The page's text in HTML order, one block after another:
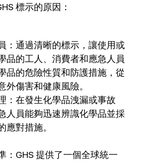
標示的原因：
：通過清晰的標示，讓使用或
品的工人、消費者和應急人員
品的危險性質和防護措施，從
外傷害和健康風險。
：在發生化學品洩漏或事故
人員能夠迅速辨識化學品並採
應對措施。
：GHS 提供了一個全球統一